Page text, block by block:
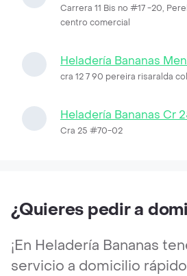
Carrera 11 Bis no #17 -20,
centro comercial
Heladería Bananas
cra 12 7 90 pereira risaralda
Heladería Bananas Cr
Cra 25 #70-02
¿Quieres pedir a
¡En Heladería Bananas
servicio a domicilio